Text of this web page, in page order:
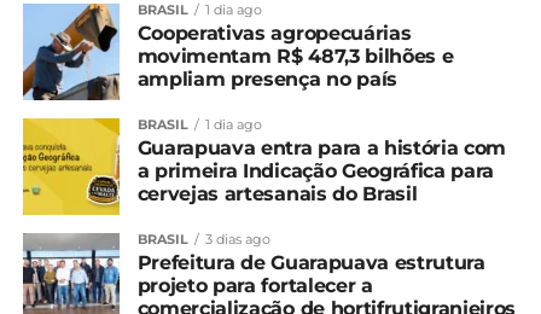
BRASIL 1 dia ago
Cooperativas agropecuárias
movimentam R$ 487,3 bilhões e
ampliam presença no país
BRASIL 1 dia ago
Guarapuava entra para a história com
a primeira Indicação Geográfica para
cervejas artesanais do Brasil
BRASIL 3 dias ago
Prefeitura de Guarapuava estrutura
projeto para fortalecer a
comercialização de hortifrutigranjeiros